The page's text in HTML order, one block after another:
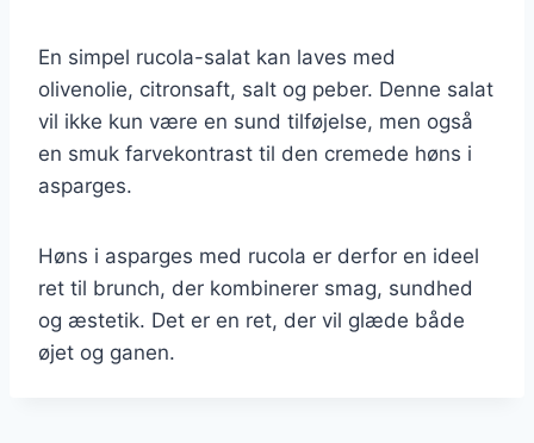
En simpel rucola-salat kan laves med
olivenolie, citronsaft, salt og peber. Denne salat
vil ikke kun være en sund tilføjelse, men også
en smuk farvekontrast til den cremede høns i
asparges.
Høns i asparges med rucola er derfor en ideel
ret til brunch, der kombinerer smag, sundhed
og æstetik. Det er en ret, der vil glæde både
øjet og ganen.